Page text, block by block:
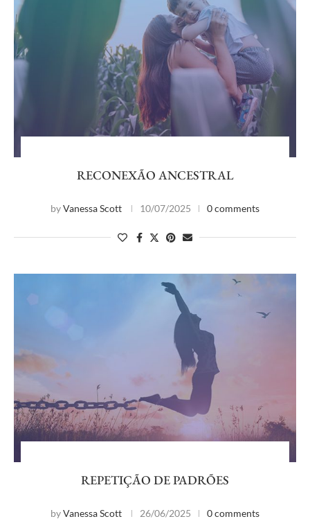
RECONEXÃO ANCESTRAL
byVanessa Scott 10/07/2025 0 comments
REPETIÇÃO DE PADRÕES
byVanessa Scott 26/06/2025 0 comments